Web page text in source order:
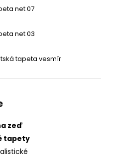
net 07
net 03
tapeta vesmír
zeď
tapety